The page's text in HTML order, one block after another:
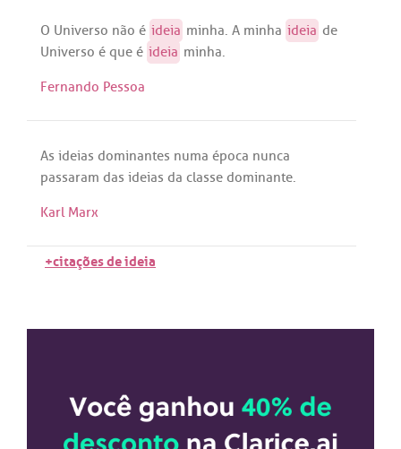
O Universo não é ideia minha. A minha ideia de
Universo é que é ideia minha.
Fernando Pessoa
As ideias dominantes numa época nunca
passaram das ideias da classe dominante.
Karl Marx
+citações de ideia